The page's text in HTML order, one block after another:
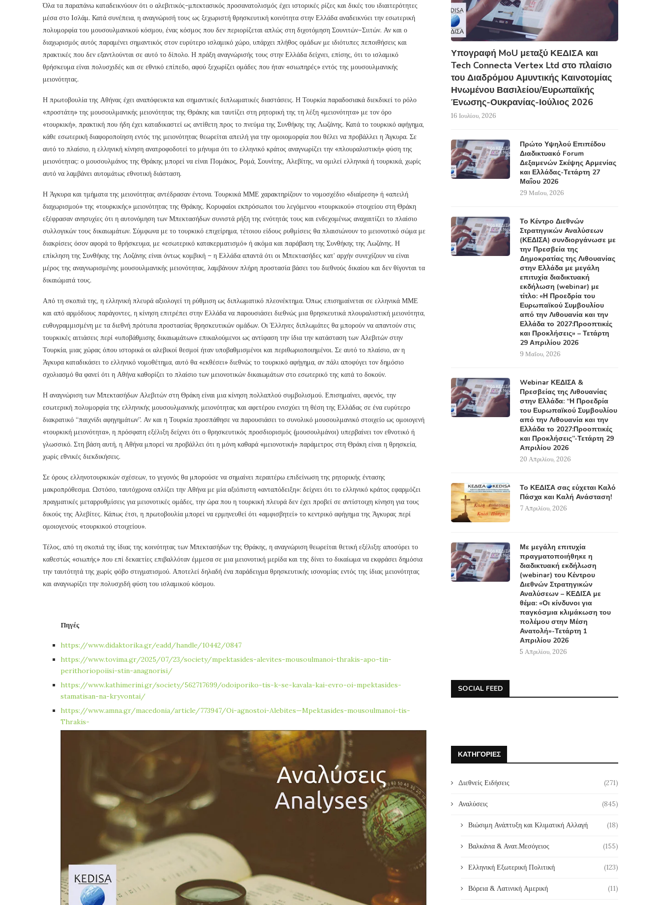
Όλα τα παραπάνω καταδεικνύουν ότι ο αλεβιτικός-μπεκτασικός προσανατολισμός έχει ιστορικές ρίζες και δικές του ιδιαιτερότητες
μέσα στο Ισλάμ. Κατά συνέπεια, η αναγνώρισή τους ως ξεχωριστή θρησκευτική κοινότητα στην Ελλάδα αναδεικνύει την εσωτερική
πολυμορφία του μουσουλμανικού κόσμου, ένας κόσμος που δεν περιορίζεται απλώς στη διχοτόμηση Σουνιτών–Σιιτών. Αν και ο
διαχωρισμός αυτός παραμένει σημαντικός στον ευρύτερο ισλαμικό χώρο, υπάρχει πλήθος ομάδων με ιδιότυπες πεποιθήσεις και
πρακτικές που δεν εξαντλούνται σε αυτό το δίπολο. Η πράξη αναγνώρισής τους στην Ελλάδα δείχνει, επίσης, ότι το ισλαμικό
θρήσκευμα είναι πολυσχιδές και σε εθνικό επίπεδο, αφού ξεχωρίζει ομάδες που ήταν «σιωπηρές» εντός της μουσουλμανικής
μειονότητας.
Η πρωτοβουλία της Αθήνας έχει αναπόφευκτα και σημαντικές διπλωματικές διαστάσεις. Η Τουρκία παραδοσιακά διεκδικεί το ρόλο
«προστάτη» της μουσουλμανικής μειονότητας της Θράκης και ταυτίζει στη ρητορική της τη λέξη «μειονότητα» με τον όρο
«τουρκική», πρακτική που ήδη έχει καταδικαστεί ως αντίθετη προς το πνεύμα της Συνθήκης της Λωζάνης. Κατά το τουρκικό αφήγημα,
κάθε εσωτερική διαφοροποίηση εντός της μειονότητας θεωρείται απειλή για την ομοιομορφία που θέλει να προβάλλει η Άγκυρα. Σε
αυτό το πλαίσιο, η ελληνική κίνηση ανατροφοδοτεί το μήνυμα ότι το ελληνικό κράτος αναγνωρίζει την «πλουραλιστική» φύση της
μειονότητας: ο μουσουλμάνος της Θράκης μπορεί να είναι Πομάκος, Ρομά, Σουνίτης, Αλεβίτης, να ομιλεί ελληνικά ή τουρκικά, χωρίς
αυτό να λαμβάνει αυτομάτως εθνοτική διάσταση.
Η Άγκυρα και τμήματα της μειονότητας αντέδρασαν έντονα. Τουρκικά ΜΜΕ χαρακτηρίζουν το νομοσχέδιο «διαίρεση» ή «απειλή
διαχωρισμού» της «τουρκικής» μειονότητας της Θράκης. Κορυφαίοι εκπρόσωποι του λεγόμενου «τουρκικού» στοιχείου στη Θράκη
εξέφρασαν ανησυχίες ότι η αυτονόμηση των Μπεκτασήδων συνιστά ρήξη της ενότητάς τους και ενδεχομένως αναχαιτίζει το πλαίσιο
συλλογικών τους δικαιωμάτων. Σύμφωνα με το τουρκικό επιχείρημα, τέτοιου είδους ρυθμίσεις θα πλαισιώνουν το μειονοτικό σώμα με
διακρίσεις όσον αφορά το θρήσκευμα, με «εσωτερικό κατακερματισμό» ή ακόμα και παράβαση της Συνθήκης της Λωζάνης. Η
επίκληση της Συνθήκης της Λοζάνης είναι όντως κομβική – η Ελλάδα απαντά ότι οι Μπεκτασήδες κατ’ αρχήν συνεχίζουν να είναι
μέρος της αναγνωρισμένης μουσουλμανικής μειονότητας, λαμβάνουν πλήρη προστασία βάσει του διεθνούς δικαίου και δεν θίγονται τα
δικαιώματά τους.
Από τη σκοπιά της, η ελληνική πλευρά αξιολογεί τη ρύθμιση ως διπλωματικό πλεονέκτημα. Όπως επισημαίνεται σε ελληνικά ΜΜΕ
και από αρμόδιους παράγοντες, η κίνηση επιτρέπει στην Ελλάδα να παρουσιάσει διεθνώς μια θρησκευτικά πλουραλιστική μειονότητα,
ευθυγραμμισμένη με τα διεθνή πρότυπα προστασίας θρησκευτικών ομάδων. Οι Έλληνες διπλωμάτες θα μπορούν να απαντούν στις
τουρκικές αιτιάσεις περί «υποβάθμισης δικαιωμάτων» επικαλούμενοι ως αντίφαση την ίδια την κατάσταση των Αλεβιτών στην
Τουρκία, μιας χώρας όπου ιστορικά οι αλεβικοί θεσμοί ήταν υποβαθμισμένοι και περιθωριοποιημένοι. Σε αυτό το πλαίσιο, αν η
Άγκυρα καταδικάσει το ελληνικό νομοθέτημα, αυτό θα «εκθέσει» διεθνώς το τουρκικό αφήγημα, αν πάλι αποφύγει τον δημόσιο
σχολιασμό θα φανεί ότι η Αθήνα καθορίζει το πλαίσιο των μειονοτικών δικαιωμάτων στο εσωτερικό της κατά το δοκούν.
Η αναγνώριση των Μπεκτασήδων Αλεβιτών στη Θράκη είναι μια κίνηση πολλαπλού συμβολισμού. Επισημαίνει, αφενός, την
εσωτερική πολυμορφία της ελληνικής μουσουλμανικής μειονότητας και αφετέρου ενισχύει τη θέση της Ελλάδας σε ένα ευρύτερο
διακρατικό “παιχνίδι αφηγημάτων”. Αν και η Τουρκία προσπάθησε να παρουσιάσει το συνολικό μουσουλμανικό στοιχείο ως ομοιογενή
«τουρκική μειονότητα», η πρόσφατη εξέλιξη δείχνει ότι ο θρησκευτικός προσδιορισμός (μουσουλμάνοι) υπερβαίνει τον εθνοτικό ή
γλωσσικό. Στη βάση αυτή, η Αθήνα μπορεί να προβάλλει ότι η μόνη καθαρά «μειονοτική» παράμετρος στη Θράκη είναι η θρησκεία,
χωρίς εθνικές διεκδικήσεις.
Σε όρους ελληνοτουρκικών σχέσεων, το γεγονός θα μπορούσε να σημαίνει περαιτέρω επιδείνωση της ρητορικής έντασης
μακροπρόθεσμα. Ωστόσο, ταυτόχρονα οπλίζει την Αθήνα με μία αξιόπιστη «ανταπόδειξη»: δείχνει ότι το ελληνικό κράτος εφαρμόζει
πραγματικές μεταρρυθμίσεις για μειονοτικές ομάδες, την ώρα που η τουρκική πλευρά δεν έχει προβεί σε αντίστοιχη κίνηση για τους
δικούς της Αλεβίτες. Κάπως έτσι, η πρωτοβουλία μπορεί να ερμηνευθεί ότι «αμφισβητεί» το κεντρικό αφήγημα της Άγκυρας περί
ομοιογενούς «τουρκικού στοιχείου».
Τέλος, από τη σκοπιά της ίδιας της κοινότητας των Μπεκτασήδων της Θράκης, η αναγνώριση θεωρείται θετική εξέλιξη: αποσύρει το
καθεστώς «σιωπής» που επί δεκαετίες επιβαλλόταν έμμεσα σε μια μειονοτική μερίδα και της δίνει το δικαίωμα να εκφράσει δημόσια
την ταυτότητά της χωρίς φόβο στιγματισμού. Αποτελεί δηλαδή ένα παράδειγμα θρησκευτικής ισονομίας εντός της ίδιας μειονότητας
και αναγνωρίζει την πολυσχιδή φύση του ισλαμικού κόσμου.
Πηγές
https://www.didaktorika.gr/eadd/handle/10442/0847
https://www.tovima.gr/2025/07/23/society/mpektasides-alevites-mousoulmanoi-thrakis-apo-tin-
perithoriopoiisi-stin-anagnorisi/
https://www.kathimerini.gr/society/562717699/odoiporiko-tis-k-se-kavala-kai-evro-oi-mpektasides-
stamatisan-na-kryvontai/
https://www.amna.gr/macedonia/article/773947/Oi-agnostoi-Alebites—Mpektasides-mousoulmanoi-tis-
Thrakis-
Υπογραφή MoU μεταξύ ΚΕΔΙΣΑ και
Tech Connecta Vertex Ltd στο πλαίσιο
του Διαδρόμου Αμυντικής Καινοτομίας
Ηνωμένου Βασιλείου/Ευρωπαϊκής
Ένωσης-Ουκρανίας-Ιούλιος 2026
16 Ιουλίου, 2026
Πρώτο Υψηλού Επιπέδου
Διαδικτυακό Forum
Δεξαμενών Σκέψης Αρμενίας
και Ελλάδας-Τετάρτη 27
Μαΐου 2026
29 Μαΐου, 2026
Το Κέντρο Διεθνών
Στρατηγικών Αναλύσεων
(ΚΕΔΙΣΑ) συνδιοργάνωσε με
την Πρεσβεία της
Δημοκρατίας της Λιθουανίας
στην Ελλάδα με μεγάλη
επιτυχία διαδικτυακή
εκδήλωση (webinar) με
τίτλο: «Η Προεδρία του
Ευρωπαϊκού Συμβουλίου
από την Λιθουανία και την
Ελλάδα το 2027:Προοπτικές
και Προκλήσεις» – Τετάρτη
29 Απριλίου 2026
9 Μαΐου, 2026
Webinar ΚΕΔΙΣΑ &
Πρεσβείας της Λιθουανίας
στην Ελλάδα: “Η Προεδρία
του Ευρωπαϊκού Συμβουλίου
από την Λιθουανία και την
Ελλάδα το 2027:Προοπτικές
και Προκλήσεις”-Τετάρτη 29
Απριλίου 2026
20 Απριλίου, 2026
Το ΚΕΔΙΣΑ σας εύχεται Καλό
Πάσχα και Καλή Ανάσταση!
7 Απριλίου, 2026
Με μεγάλη επιτυχία
πραγματοποιήθηκε η
διαδικτυακή εκδήλωση
(webinar) του Κέντρου
Διεθνών Στρατηγικών
Αναλύσεων – ΚΕΔΙΣΑ με
θέμα: «Οι κίνδυνοι για
παγκόσμια κλιμάκωση του
πολέμου στην Μέση
Ανατολή»-Τετάρτη 1
Απριλίου 2026
5 Απριλίου, 2026
SOCIAL FEED
ΚΑΤΗΓΟΡΊΕΣ
Διεθνείς Ειδήσεις (271)
Αναλύσεις (845)
Βιώσιμη Ανάπτυξη και Κλιματική Αλλαγή (18)
Βαλκάνια & Ανατ.Μεσόγειος (155)
Ελληνική Εξωτερική Πολιτική (123)
Βόρεια & Λατινική Αμερική (11)